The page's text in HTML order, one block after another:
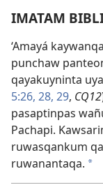
IMATAM
‘Amayá
punchaw
qayakuyninta
5:26, 28, 29, CQ12
pasaptinpas
Pachapi.
ruwasqankum
ruwanantaqa. *